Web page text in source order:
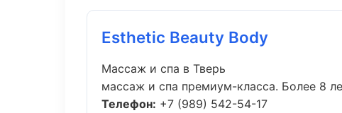
Esthetic Beauty Body
Массаж и спа в Тверь
массаж и спа премиум-класса. Более 8
Телефон: +7 (989) 542-54-17